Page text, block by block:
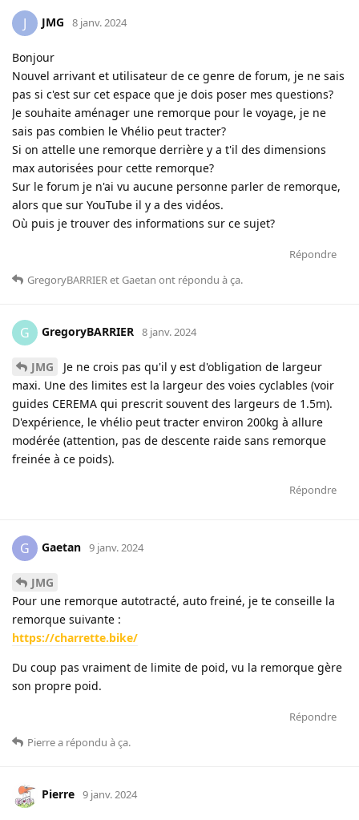
J JMG 8 janv. 2024
Bonjour
Nouvel arrivant et utilisateur de ce genre de forum, je ne sais
pas si c'est sur cet espace que je dois poser mes questions?
Je souhaite aménager une remorque pour le voyage, je ne
sais pas combien le Vhélio peut tracter?
Si on attelle une remorque derrière y a t'il des dimensions
max autorisées pour cette remorque?
Sur le forum je n'ai vu aucune personne parler de remorque,
alors que sur YouTube il y a des vidéos.
Où puis je trouver des informations sur ce sujet?
Répondre
GregoryBARRIERet Gaetan ont répondu à ça.
G GregoryBARRIER 8 janv. 2024
JMG
Je ne crois pas qu'il y est d'obligation de largeur
maxi. Une des limites est la largeur des voies cyclables (voir
guides CEREMA qui prescrit souvent des largeurs de 1.5m).
D'expérience, le vhélio peut tracter environ 200kg à allure
modérée (attention, pas de descente raide sans remorque
freinée à ce poids).
Répondre
G Gaetan 9 janv. 2024
JMG
Pour une remorque autotracté, auto freiné, je te conseille la
remorque suivante :
https://charrette.bike/
Du coup pas vraiment de limite de poid, vu la remorque gère
son propre poid.
Répondre
Pierrea répondu à ça.
Pierre 9 janv. 2024